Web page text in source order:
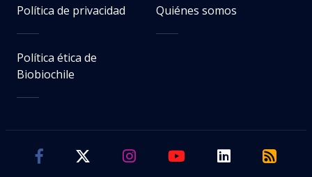
Política de privacidad Quiénes somos
Política ética de
Biobiochile